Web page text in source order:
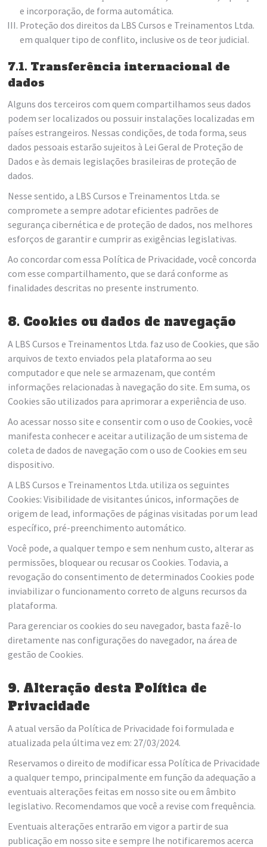
e incorporação, de forma automática.
Proteção dos direitos da LBS Cursos e Treinamentos Ltda.
em qualquer tipo de conflito, inclusive os de teor judicial.
7.1. Transferência internacional de
dados
Alguns dos terceiros com quem compartilhamos seus dados
podem ser localizados ou possuir instalações localizadas em
países estrangeiros. Nessas condições, de toda forma, seus
dados pessoais estarão sujeitos à Lei Geral de Proteção de
Dados e às demais legislações brasileiras de proteção de
dados.
Nesse sentido, a LBS Cursos e Treinamentos Ltda. se
compromete a sempre adotar eficientes padrões de
segurança cibernética e de proteção de dados, nos melhores
esforços de garantir e cumprir as exigências legislativas.
Ao concordar com essa Política de Privacidade, você concorda
com esse compartilhamento, que se dará conforme as
finalidades descritas no presente instrumento.
8. Cookies ou dados de navegação
A LBS Cursos e Treinamentos Ltda. faz uso de Cookies, que são
arquivos de texto enviados pela plataforma ao seu
computador e que nele se armazenam, que contém
informações relacionadas à navegação do site. Em suma, os
Cookies são utilizados para aprimorar a experiência de uso.
Ao acessar nosso site e consentir com o uso de Cookies, você
manifesta conhecer e aceitar a utilização de um sistema de
coleta de dados de navegação com o uso de Cookies em seu
dispositivo.
A LBS Cursos e Treinamentos Ltda. utiliza os seguintes
Cookies: Visibilidade de visitantes únicos, informações de
origem de lead, informações de páginas visitadas por um lead
específico, pré-preenchimento automático.
Você pode, a qualquer tempo e sem nenhum custo, alterar as
permissões, bloquear ou recusar os Cookies. Todavia, a
revogação do consentimento de determinados Cookies pode
inviabilizar o funcionamento correto de alguns recursos da
plataforma.
Para gerenciar os cookies do seu navegador, basta fazê-lo
diretamente nas configurações do navegador, na área de
gestão de Cookies.
9. Alteração desta Política de
Privacidade
A atual versão da Política de Privacidade foi formulada e
atualizada pela última vez em: 27/03/2024.
Reservamos o direito de modificar essa Política de Privacidade
a qualquer tempo, principalmente em função da adequação a
eventuais alterações feitas em nosso site ou em âmbito
legislativo. Recomendamos que você a revise com frequência.
Eventuais alterações entrarão em vigor a partir de sua
publicação em nosso site e sempre lhe notificaremos acerca